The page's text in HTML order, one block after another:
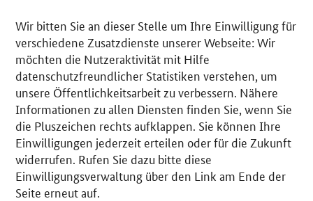
Wir bitten Sie an dieser Stelle um Ihre Einwilligung für
verschiedene Zusatzdienste unserer Webseite: Wir
möchten die Nutzeraktivität mit Hilfe
datenschutzfreundlicher Statistiken verstehen, um
unsere Öffentlichkeitsarbeit zu verbessern. Nähere
Informationen zu allen Diensten finden Sie, wenn Sie
die Pluszeichen rechts aufklappen. Sie können Ihre
Einwilligungen jederzeit erteilen oder für die Zukunft
widerrufen. Rufen Sie dazu bitte diese
Einwilligungsverwaltung über den Link am Ende der
Seite erneut auf.